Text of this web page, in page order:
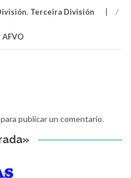
, Terceira División /
AFVO
para publicar un comentario.